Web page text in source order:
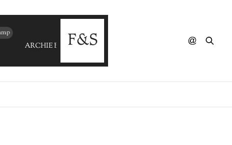
ARCHIE BELL - Get You Down (V'S Edit)